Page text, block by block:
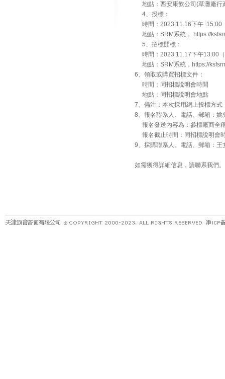
地點：西安康飲公司(草灘廠行
4、投標：
時間：2023.11.16下午 15:00
地點：SRM系統， https://
5、招標開標：
時間：2023.11.17下午13:00
地點：SRM系統，https://
6、領取或購買招標文件：
時間：同招標說明會時間
地點：同招標說明會地點
7、備注：本次採用網上投標方式
8、報名聯系人、電話、郵箱：
報名發送內容為：參標廠商全
報名截止時間：同招標說明會
9、採購聯系人、電話、郵箱：
如需獲得詳細信息，請聯系我們。